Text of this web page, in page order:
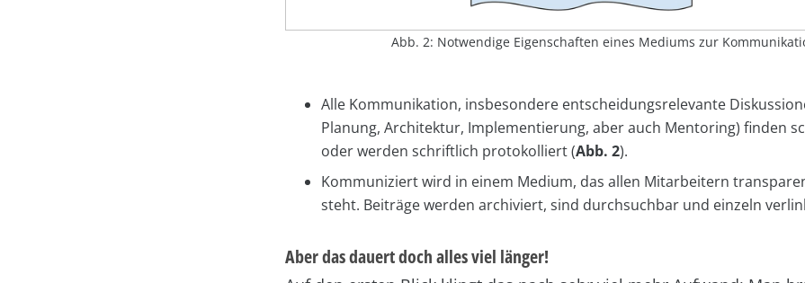
Abb. 2: Notwendige Eigenschaften eines Mediums zur
Alle Kommunikation, insbesondere entscheidungsrelevante
Planung, Architektur, Implementierung, aber auch Mentoring) finden
oder werden schriftlich protokolliert (Abb. 2).
Kommuniziert wird in einem Medium, das allen Mitarbeitern
steht. Beiträge werden archiviert, sind durchsuchbar und einzeln
Aber das dauert doch alles viel länger!